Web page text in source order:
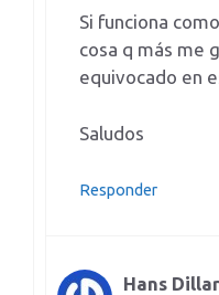
Si funciona
cosa q más me
equivocado en
Saludos
Responder
Hans